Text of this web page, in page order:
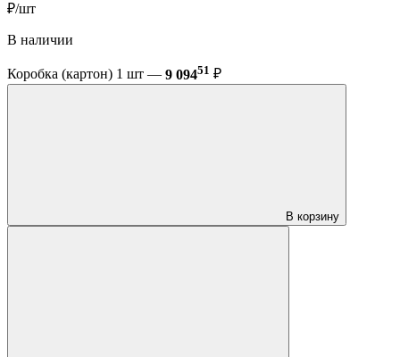
₽/шт
В наличии
Коробка (картон) 1 шт — 9 09451 ₽
В корзину